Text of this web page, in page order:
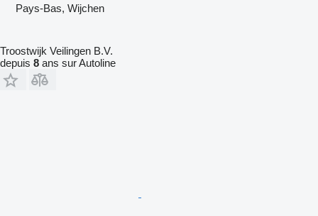
Pays-Bas, Wijchen
Troostwijk Veilingen B.V.
depuis 8 ans sur Autoline